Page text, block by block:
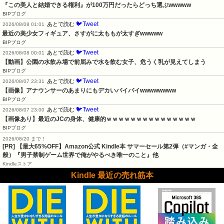
『この美人と結婚できる権利』が100万円だったらどっち選ぶwwwww
BIPブログ
2026/08/08 01:01
あとで読む 🐦Tweet
最近の美少女フィギュア、さすがに太ももが太すぎwwwww
BIPブログ
2026/08/08 00:01
あとで読む 🐦Tweet
【動画】公園の水飲み場で前屈みで水を飲む女子、危うく乳が見えてしまう
BIPブログ
2026/08/07 23:31
あとで読む 🐦Tweet
【画像】アナウンサーのあまりにもデカいパイパイwwwwwwww
BIPブログ
2026/08/07 23:00
あとで読む 🐦Tweet
【画像あり】最近のJCの身体、健康的ｗｗｗｗｗｗｗｗｗｗｗｗｗｗｗ
BIPブログ
2026/08/20 まで！
[PR]
【最大65%OFF】Amazon公式 Kindle本 サマーセール第2弾（#マンガ・全
般）『男子禁制ゲーム世界で俺がやるべき唯一のこと』他
Kindleストア
Kindle 最近の売れ筋本